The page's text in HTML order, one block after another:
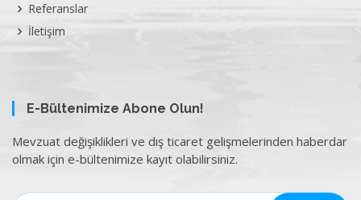
Referanslar
İletişim
E-Bültenimize Abone Olun!
Mevzuat değişiklikleri ve dış ticaret gelişmelerinden haberdar
olmak için e-bültenimize kayıt olabilirsiniz.